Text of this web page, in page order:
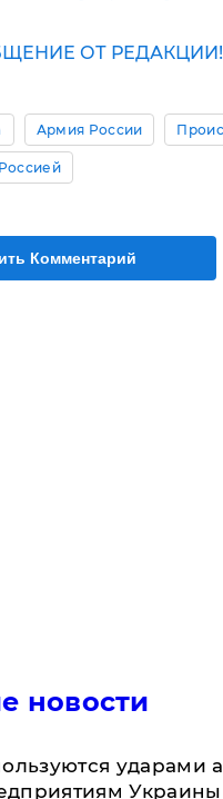
ОТ
Армия России
Комментарий
новости
ударами